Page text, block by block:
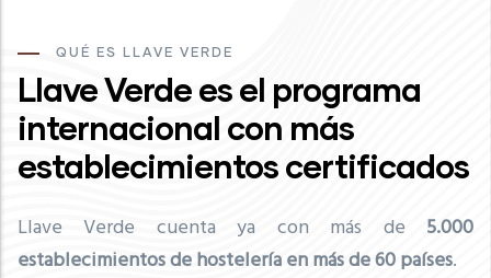
QUÉ ES LLAVE VERDE
Llave Verde es el programa
internacional con más
establecimientos certificados
Llave Verde cuenta ya con más de 5.000
establecimientos de hostelería en más de 60 países.